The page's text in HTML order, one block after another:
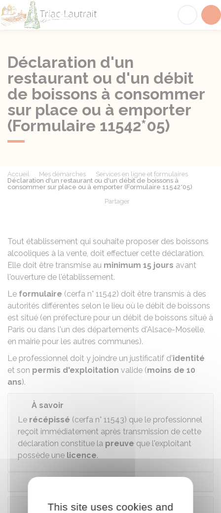
Déclaration d'un
restaurant ou d'un débit
de boissons à consommer
sur place ou à emporter
(Formulaire 11542*05)
Accueil Mes démarches
Services en ligne et formulaires
Déclaration d'un restaurant ou d'un débit de boissons à
consommer sur place ou à emporter (Formulaire 11542*05)
Partager
Tout établissement qui souhaite proposer des boissons
alcooliques à la vente, doit effectuer cette déclaration.
Elle doit être transmise au minimum 15 jours avant
l'ouverture de l'établissement.
Le formulaire (cerfa n° 11542) doit être transmis à des
autorités différentes selon le lieu où le débit de boissons
est situé (en préfecture pour un débit de boissons situé à
Paris ou dans l'un des départements d'Alsace-Moselle,
en mairie pour les autres communes).
Le professionnel doit y joindre un justificatif d'identité
et son permis d'exploitation valide (moins de 10
ans).
À savoir
Le récépissé (cerfa n° 11543) que le professionnel
reçoit immédiatement après transmission de cette
déclaration constitue la preuve que l'exploitant
possède une licence.
À Paris
This site uses cookies and